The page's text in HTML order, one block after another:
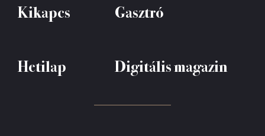
Kikapcs Gasztró
Hetilap Digitális magazin